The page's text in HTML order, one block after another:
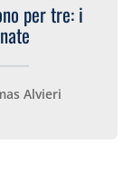
per tre: i
Alvieri